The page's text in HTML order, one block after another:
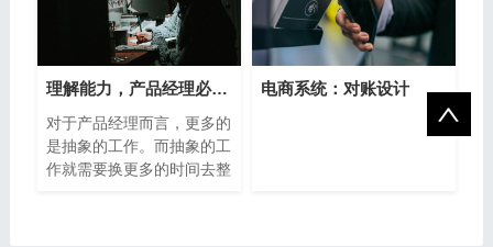
理解能力，产品经理必备能力之一
对于产品经理而言，更多的
是抽象的工作。而抽象的工
作就需要换更多的时间去整
电商系统：对账设计